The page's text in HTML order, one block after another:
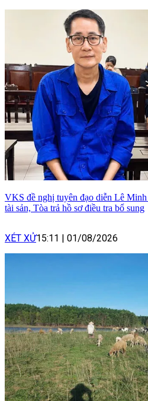
VKS đề nghị tuyên đạo diễn Lê
tài sản, Tòa trả hồ sơ điều tra bổ sung
XÉT XỬ15:11 | 01/08/2026